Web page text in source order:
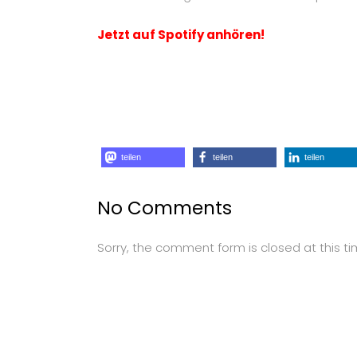
Jetzt auf Spotify anhören!
teilen teilen teilen
No Comments
Sorry, the comment form is closed at this